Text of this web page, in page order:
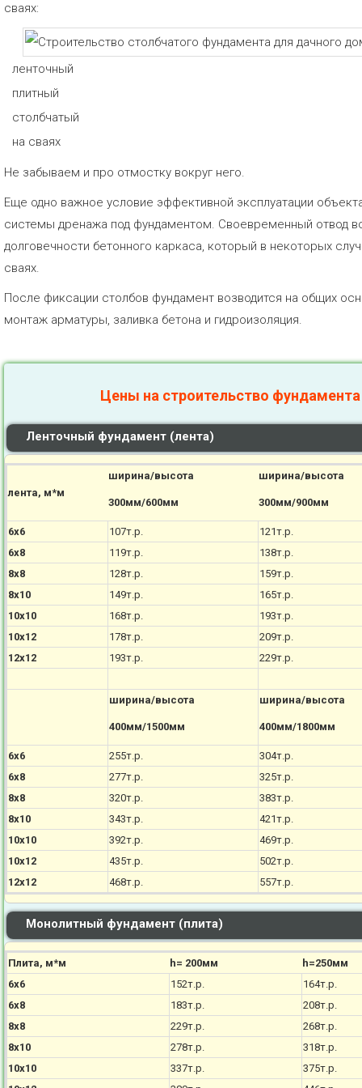
сваях:
ленточный
плитный
столбчатый
на сваях
Не забываем и про отмостку вокруг него.
Еще одно важное условие эффективной эксплуатации
системы дренажа под фундаментом. Своевременный отвод
долговечности бетонного каркаса, который в некоторых
сваях.
После фиксации столбов фундамент возводится на общих
монтаж арматуры, заливка бетона и гидроизоляция.
Цены на строительство
Ленточный фундамент (лента)
лента, м*м
ширина/высота
300мм/600мм
ширина/высота
300мм/900мм
6х6 107т.р.
121т.р.
6х8
119т.р.
138т.р.
8х8
128т.р.
159т.р.
8х10
149т.р.
165т.р.
10х10
168т.р.
193т.р.
10х12
178т.р.
209т.р.
12х12
193т.р. 229т.р.
ширина/высота
400мм/1500мм
ширина/высота
400мм/1800мм
6х6 255т.р.
304т.р.
6х8
277т.р.
325т.р.
8х8
320т.р.
383т.р.
8х10
343т.р.
421т.р.
10х10
392т.р.
469т.р.
10х12
435т.р.
502т.р.
12х12
468т.р. 557т.р.
Монолитный фундамент (плита)
Плита, м*м h= 200мм
h=250мм
6х6
152т.р.
164т.р.
6х8
183т.р.
208т.р.
8х8
229т.р.
268т.р.
8х10
278т.р.
318т.р.
10х10
337т.р.
375т.р.